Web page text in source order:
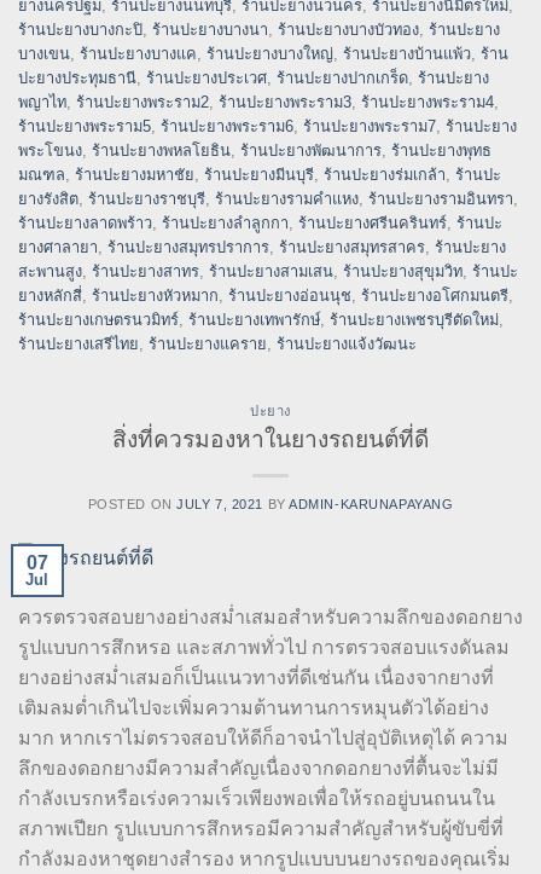
ยางนครปฐม, ร้านปะยางนนทบุรี, ร้านปะยางนวนคร, ร้านปะยางนิมิตรใหม่,
ร้านปะยางบางกะปิ, ร้านปะยางบางนา, ร้านปะยางบางบัวทอง, ร้านปะยาง
บางเขน, ร้านปะยางบางแค, ร้านปะยางบางใหญ่, ร้านปะยางบ้านแพ้ว, ร้าน
ปะยางประทุมธานี, ร้านปะยางประเวศ, ร้านปะยางปากเกร็ด, ร้านปะยาง
พญาไท, ร้านปะยางพระราม2, ร้านปะยางพระราม3, ร้านปะยางพระราม4,
ร้านปะยางพระราม5, ร้านปะยางพระราม6, ร้านปะยางพระราม7, ร้านปะยาง
พระโขนง, ร้านปะยางพหลโยธิน, ร้านปะยางพัฒนาการ, ร้านปะยางพุทธ
มณฑล, ร้านปะยางมหาชัย, ร้านปะยางมีนบุรี, ร้านปะยางร่มเกล้า, ร้านปะ
ยางรังสิต, ร้านปะยางราชบุรี, ร้านปะยางรามคำแหง, ร้านปะยางรามอินทรา,
ร้านปะยางลาดพร้าว, ร้านปะยางลำลูกกา, ร้านปะยางศรีนครินทร์, ร้านปะ
ยางศาลายา, ร้านปะยางสมุทรปราการ, ร้านปะยางสมุทรสาคร, ร้านปะยาง
สะพานสูง, ร้านปะยางสาทร, ร้านปะยางสามเสน, ร้านปะยางสุขุมวิท, ร้านปะ
ยางหลักสี่, ร้านปะยางหัวหมาก, ร้านปะยางอ่อนนุช, ร้านปะยางอโศกมนตรี,
ร้านปะยางเกษตรนวมิทร์, ร้านปะยางเทพารักษ์, ร้านปะยางเพชรบุรีตัดใหม่,
ร้านปะยางเสรีไทย, ร้านปะยางแคราย, ร้านปะยางแจ้งวัฒนะ
ปะยาง
สิ่งที่ควรมองหาในยางรถยนต์ที่ดี
POSTED ONJULY 7, 2021 BYADMIN-KARUNAPAYANG
07
Jul
ควรตรวจสอบยางอย่างสม่ำเสมอสำหรับความลึกของดอกยาง
รูปแบบการสึกหรอ และสภาพทั่วไป การตรวจสอบแรงดันลม
ยางอย่างสม่ำเสมอก็เป็นแนวทางที่ดีเช่นกัน เนื่องจากยางที่
เติมลมต่ำเกินไปจะเพิ่มความต้านทานการหมุนตัวได้อย่าง
มาก หากเราไม่ตรวจสอบให้ดีก็อาจนำไปสู่อุบัติเหตุได้ ความ
ลึกของดอกยางมีความสำคัญเนื่องจากดอกยางที่ตื้นจะไม่มี
กำลังเบรกหรือเร่งความเร็วเพียงพอเพื่อให้รถอยู่บนถนนใน
สภาพเปียก รูปแบบการสึกหรอมีความสำคัญสำหรับผู้ขับขี่ที่
กำลังมองหาชุดยางสำรอง หากรูปแบบบนยางรถของคุณเริ่ม